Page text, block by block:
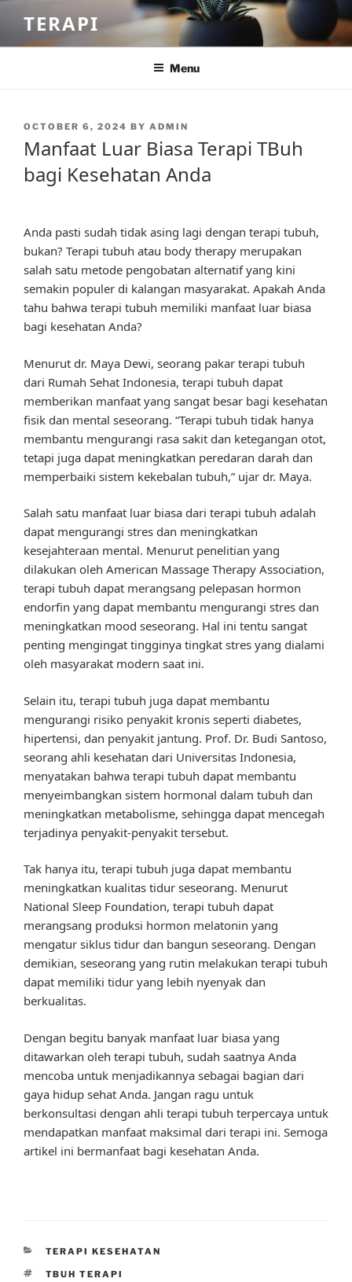
content
TERAPI
Menu
POSTED
OCTOBER 6, 2024 BY ADMIN
Manfaat Luar Biasa Terapi TBuh
bagi Kesehatan Anda
Anda pasti sudah tidak asing lagi dengan terapi tubuh,
bukan? Terapi tubuh atau body therapy merupakan
salah satu metode pengobatan alternatif yang kini
semakin populer di kalangan masyarakat. Apakah Anda
tahu bahwa terapi tubuh memiliki manfaat luar biasa
bagi kesehatan Anda?
Menurut dr. Maya Dewi, seorang pakar terapi tubuh
dari Rumah Sehat Indonesia, terapi tubuh dapat
memberikan manfaat yang sangat besar bagi kesehatan
fisik dan mental seseorang. “Terapi tubuh tidak hanya
membantu mengurangi rasa sakit dan ketegangan otot,
tetapi juga dapat meningkatkan peredaran darah dan
memperbaiki sistem kekebalan tubuh,” ujar dr. Maya.
Salah satu manfaat luar biasa dari terapi tubuh adalah
dapat mengurangi stres dan meningkatkan
kesejahteraan mental. Menurut penelitian yang
dilakukan oleh American Massage Therapy Association,
terapi tubuh dapat merangsang pelepasan hormon
endorfin yang dapat membantu mengurangi stres dan
meningkatkan mood seseorang. Hal ini tentu sangat
penting mengingat tingginya tingkat stres yang dialami
oleh masyarakat modern saat ini.
Selain itu, terapi tubuh juga dapat membantu
mengurangi risiko penyakit kronis seperti diabetes,
hipertensi, dan penyakit jantung. Prof. Dr. Budi Santoso,
seorang ahli kesehatan dari Universitas Indonesia,
menyatakan bahwa terapi tubuh dapat membantu
menyeimbangkan sistem hormonal dalam tubuh dan
meningkatkan metabolisme, sehingga dapat mencegah
terjadinya penyakit-penyakit tersebut.
Tak hanya itu, terapi tubuh juga dapat membantu
meningkatkan kualitas tidur seseorang. Menurut
National Sleep Foundation, terapi tubuh dapat
merangsang produksi hormon melatonin yang
mengatur siklus tidur dan bangun seseorang. Dengan
demikian, seseorang yang rutin melakukan terapi tubuh
dapat memiliki tidur yang lebih nyenyak dan
berkualitas.
Dengan begitu banyak manfaat luar biasa yang
ditawarkan oleh terapi tubuh, sudah saatnya Anda
mencoba untuk menjadikannya sebagai bagian dari
gaya hidup sehat Anda. Jangan ragu untuk
berkonsultasi dengan ahli terapi tubuh terpercaya untuk
mendapatkan manfaat maksimal dari terapi ini. Semoga
artikel ini bermanfaat bagi kesehatan Anda.
CATEGORIES
TERAPI KESEHATAN
TAGS
TBUH TERAPI